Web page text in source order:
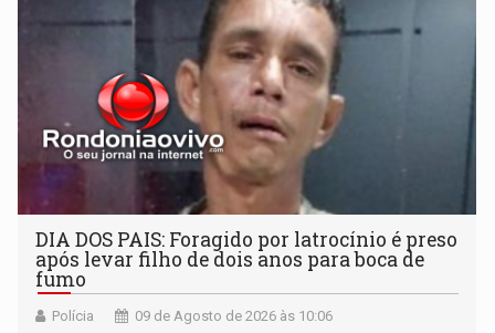
DIA DOS PAIS: Foragido por latrocínio é preso
após levar filho de dois anos para boca de
fumo
Polícia 09 de Agosto de 2026 às 10:06